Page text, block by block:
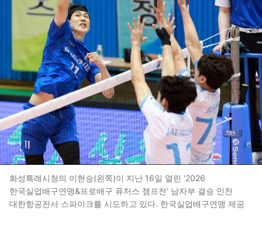
화성특례시청의 이현승(왼쪽)이 지난 16일 열린 ‘2026
한국실업배구연맹&프로배구 퓨처스 챔프전’ 남자부 결승 인천
대한항공전서 스파이크를 시도하고 있다. 한국실업배구연맹 제공